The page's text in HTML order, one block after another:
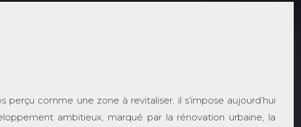
comme une zone à revitaliser, il s’impose aujourd’hui
ambitieux, marqué par la rénovation urbaine, la